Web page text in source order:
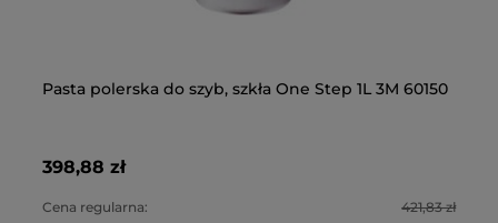
Pasta polerska do szyb, szkła One Step 1L 3M 60150
398,88 zł
Cena regularna: 421,83 zł